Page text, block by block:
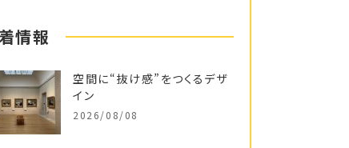
情報
空間に“抜け感”をつくるデザ
イン
2026/08/08